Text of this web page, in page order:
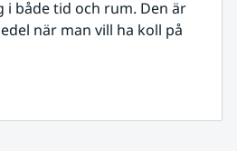
i både tid och rum. Den är
när man vill ha koll på